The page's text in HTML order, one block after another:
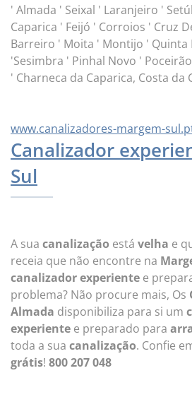
' Almada ' Seixal ' Laranjeiro '
Caparica ' Feijó ' Corroios ' Cruz
Barreiro ' Moita ' Montijo ' Quinta
'Sesimbra ' Pinhal Novo '
' Charneca da Caparica, Costa da
www.canalizadores-margem-
Canalizador
Sul
A sua canalização está velha e
receia que não encontre na
canalizador experiente e
problema? Não procure mais, Os
Almada disponibiliza para si um
experiente e preparado para
toda a sua canalização. Confie
grátis! 800 207 048